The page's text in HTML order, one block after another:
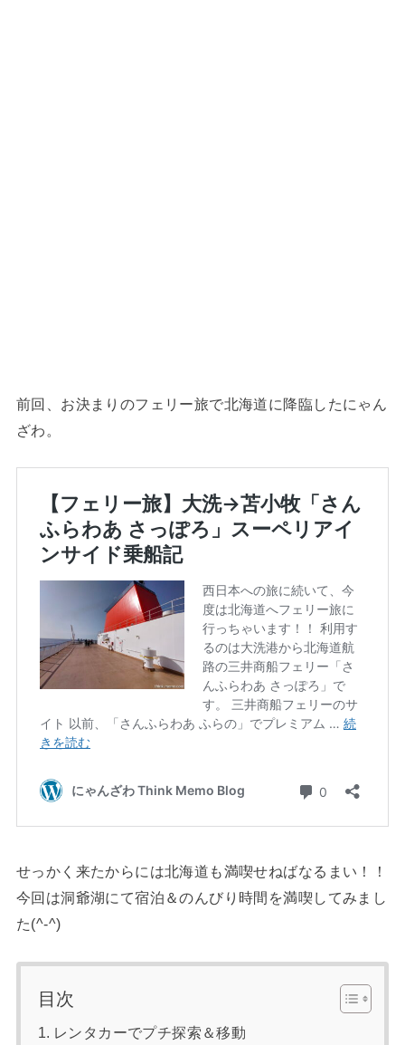
前回、お決まりのフェリー旅で北海道に降臨したにゃん
ざわ。
せっかく来たからには北海道も満喫せねばなるまい！！
今回は洞爺湖にて宿泊＆のんびり時間を満喫してみまし
た(^-^)
目次
レンタカーでプチ探索＆移動